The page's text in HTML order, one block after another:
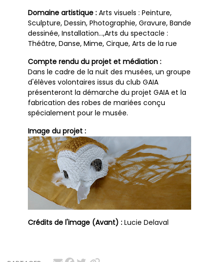
Domaine artistique : Arts visuels : Peinture,
Sculpture, Dessin, Photographie, Gravure, Bande
dessinée, Installation…,Arts du spectacle :
Théâtre, Danse, Mime, Cirque, Arts de la rue
Compte rendu du projet et médiation :
Dans le cadre de la nuit des musées, un groupe
d'élèves volontaires issus du club GAIA
présenteront la démarche du projet GAIA et la
fabrication des robes de mariées conçu
spécialement pour le musée.
Image du projet :
Crédits de l'image (Avant) : Lucie Delaval